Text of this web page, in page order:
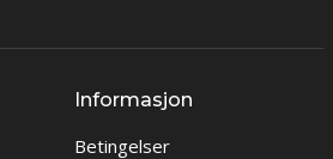
Informasjon
Betingelser